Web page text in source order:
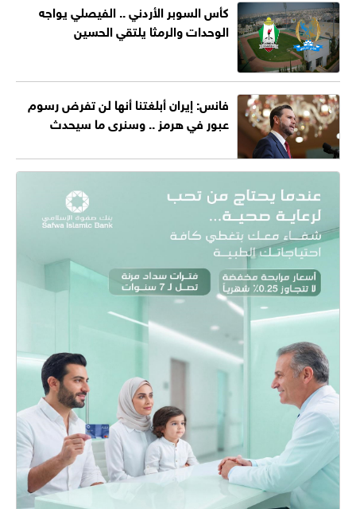
كأس السوبر الأردني .. الفيصلي يواجه
الوحدات والرمثا يلتقي الحسين
فانس: إيران أبلغتنا أنها لن تفرض رسوم
عبور في هرمز .. وسنرى ما سيحدث